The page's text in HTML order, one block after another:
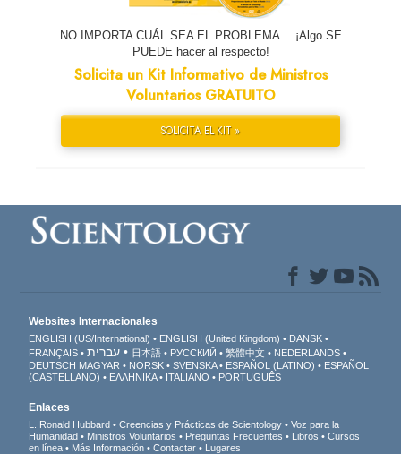
NO IMPORTA CUÁL SEA EL PROBLEMA… ¡Algo SE
PUEDE hacer al respecto!
Solicita un Kit Informativo de Ministros
Voluntarios GRATUITO
SOLICITA EL KIT »
Websites Internacionales
ENGLISH (US/International) ENGLISH (United Kingdom)
DANSK
FRANÇAIS
עברית 日本語 РУССКИЙ 繁體中文
NEDERLANDS
DEUTSCH MAGYAR NORSK SVENSKA ESPAÑOL (LATINO)
ESPAÑOL
(CASTELLANO)
ΕΛΛΗΝΙΚA ITALIANO PORTUGUÊS
Enlaces
L. Ronald Hubbard Creencias y Prácticas de Scientology
Voz para la
Humanidad
Ministros Voluntarios Preguntas Frecuentes Libros
Cursos
en línea
Más Información Contactar Lugares